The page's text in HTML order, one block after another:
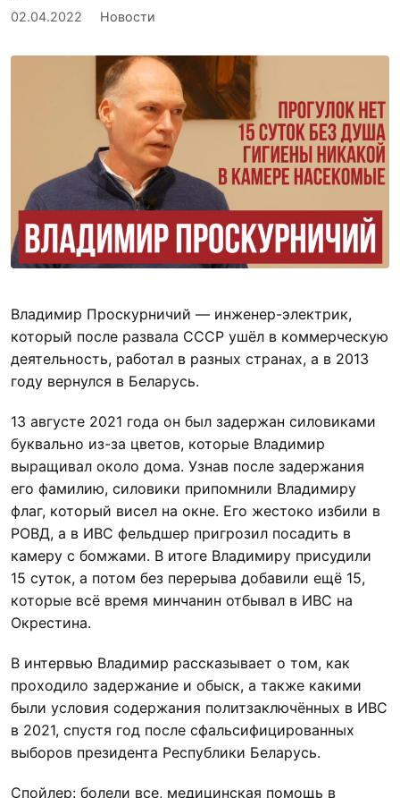
02.04.2022 Новости
Владимир Проскурничий — инженер-электрик,
который после развала СССР ушёл в коммерческую
деятельность, работал в разных странах, а в 2013
году вернулся в Беларусь.
13 августе 2021 года он был задержан силовиками
буквально из-за цветов, которые Владимир
выращивал около дома. Узнав после задержания
его фамилию, силовики припомнили Владимиру
флаг, который висел на окне. Его жестоко избили в
РОВД, а в ИВС фельдшер пригрозил посадить в
камеру с бомжами. В итоге Владимиру присудили
15 суток, а потом без перерыва добавили ещё 15,
которые всё время минчанин отбывал в ИВС на
Окрестина.
В интервью Владимир рассказывает о том, как
проходило задержание и обыск, а также какими
были условия содержания политзаключённых в ИВС
в 2021, спустя год после сфальсифицированных
выборов президента Республики Беларусь.
Спойлер: болели все, медицинская помощь в